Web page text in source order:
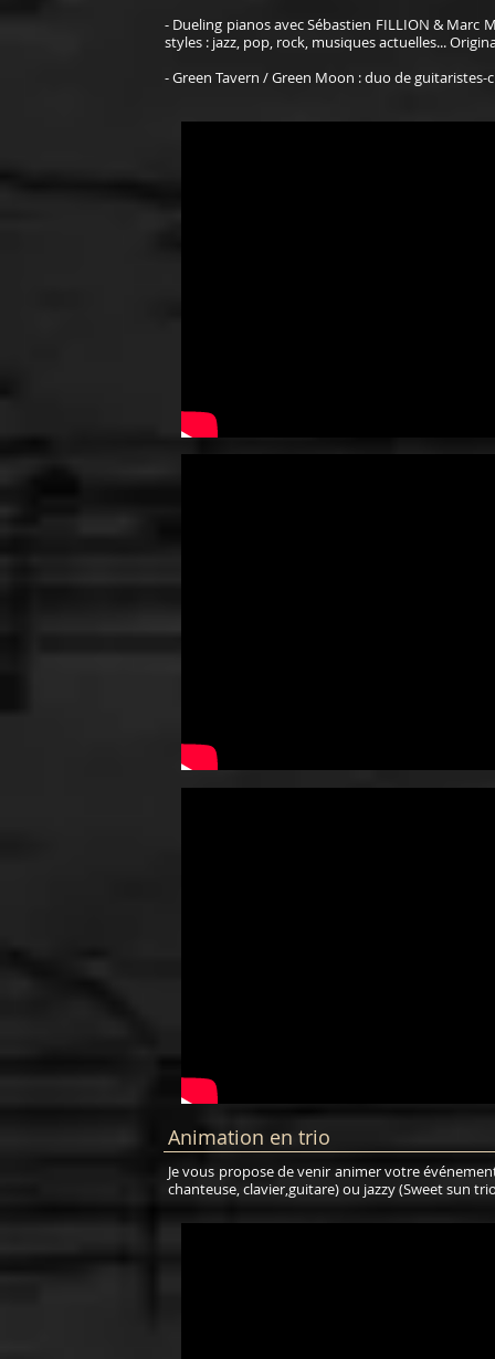
- Dueling pianos avec Sébastien FILLION & Marc
styles : jazz, pop, rock, musiques actuelles...
- Green Tavern / Green Moon : duo de
Animation en trio
Je vous propose de venir animer votre
chanteuse, clavier,guitare) ou jazzy (Sweet sun